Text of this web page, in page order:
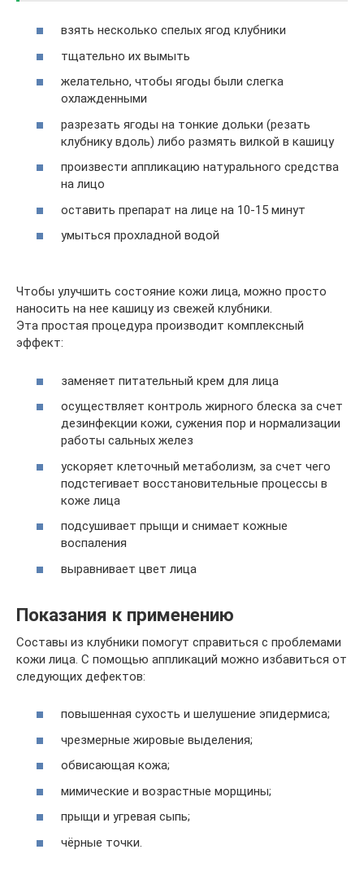
взять несколько спелых ягод клубники
тщательно их вымыть
желательно, чтобы ягоды были слегка
охлажденными
разрезать ягоды на тонкие дольки (резать
клубнику вдоль) либо размять вилкой в кашицу
произвести аппликацию натурального средства
на лицо
оставить препарат на лице на 10-15 минут
умыться прохладной водой
Чтобы улучшить состояние кожи лица, можно просто
наносить на нее кашицу из свежей клубники.
Эта простая процедура производит комплексный
эффект:
заменяет питательный крем для лица
осуществляет контроль жирного блеска за счет
дезинфекции кожи, сужения пор и нормализации
работы сальных желез
ускоряет клеточный метаболизм, за счет чего
подстегивает восстановительные процессы в
коже лица
подсушивает прыщи и снимает кожные
воспаления
выравнивает цвет лица
Показания к применению
Составы из клубники помогут справиться с проблемами
кожи лица. С помощью аппликаций можно избавиться от
следующих дефектов:
повышенная сухость и шелушение эпидермиса;
чрезмерные жировые выделения;
обвисающая кожа;
мимические и возрастные морщины;
прыщи и угревая сыпь;
чёрные точки.